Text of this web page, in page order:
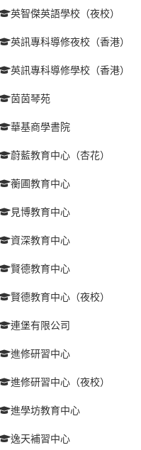
英智傑英語學校（夜校）
英訊專科導修夜校（香港）
英訊專科導修學校（香港）
茵茵琴苑
華基商學書院
蔚藍教育中心（杏花）
蘅圃教育中心
見博教育中心
資深教育中心
賢德教育中心
賢德教育中心（夜校）
連堡有限公司
進修研習中心
進修研習中心（夜校）
進學坊教育中心
逸天補習中心